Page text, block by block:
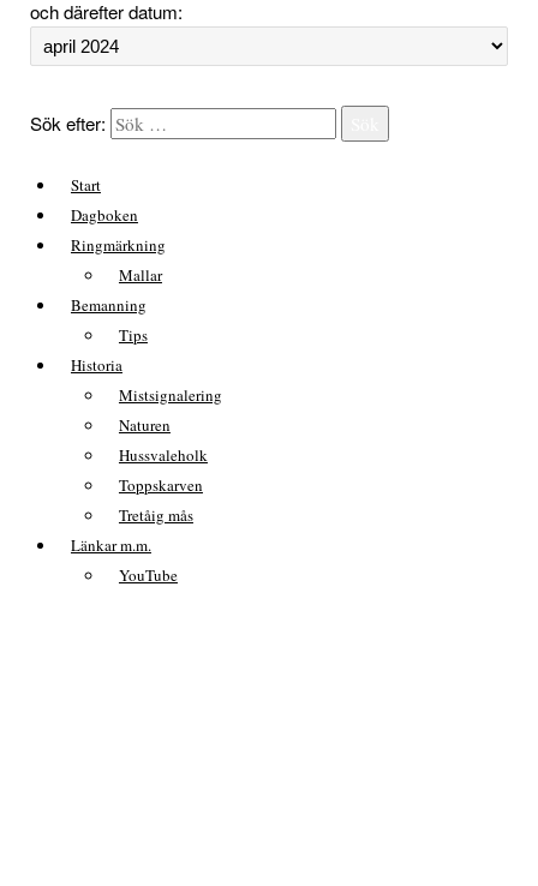
och därefter datum:
Sök efter:
Start
Dagboken
Ringmärkning
Mallar
Bemanning
Tips
Historia
Mistsignalering
Naturen
Hussvaleholk
Toppskarven
Tretåig mås
Länkar m.m.
YouTube